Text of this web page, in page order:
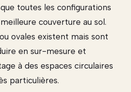
toutes les configurations
couverture au sol.
ovales existent mais sont
en sur-mesure et
à des espaces circulaires
particulières.